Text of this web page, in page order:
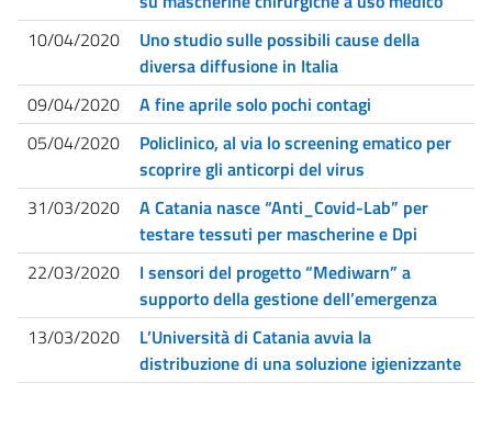
10/04/2020
Uno studio sulle possibili cause della
diversa diffusione in Italia
09/04/2020
A fine aprile solo pochi contagi
05/04/2020
Policlinico, al via lo screening ematico per
scoprire gli anticorpi del virus
31/03/2020
A Catania nasce “Anti_Covid-Lab” per
testare tessuti per mascherine e Dpi
22/03/2020
I sensori del progetto “Mediwarn” a
supporto della gestione dell’emergenza
13/03/2020
L’Università di Catania avvia la
distribuzione di una soluzione igienizzante